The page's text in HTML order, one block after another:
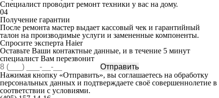
Специалист проводит ремонт техники у вас на дому.
04
Получение гарантии
После ремонта мастер выдает кассовый чек и гарантийный
талон на производимые услуги и замененные компоненты.
Спросите эксперта Haier
Оставьте Ваши контактные данные, и в течение 5 минут
специалист Вам перезвонит
Отправить
Нажимая кнопку «Отправить», вы соглашаетесь на обработку
персональных данных и подтверждаете своё совершеннолетие в
соответствии с условиями.